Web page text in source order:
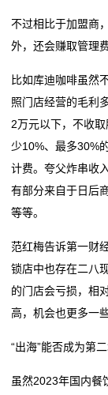
不过相比于加盟商
外，还会赚取管理
比如库迪咖啡虽然
照门店经营的毛利
2万元以下，不收
少10%、最多30%
计费。夸父炸串收
有部分来自于日后
等等。
范红梅告诉第一财
锁店中也存在二八
的门店会亏损，相
高，机会也更多一些
“出海”能否成为第
虽然2023年国内餐